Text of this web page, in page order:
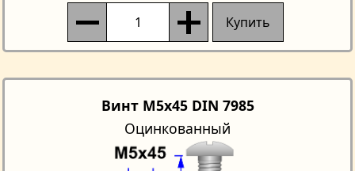
Купить
Винт M5x45 DIN 7985
Оцинкованный